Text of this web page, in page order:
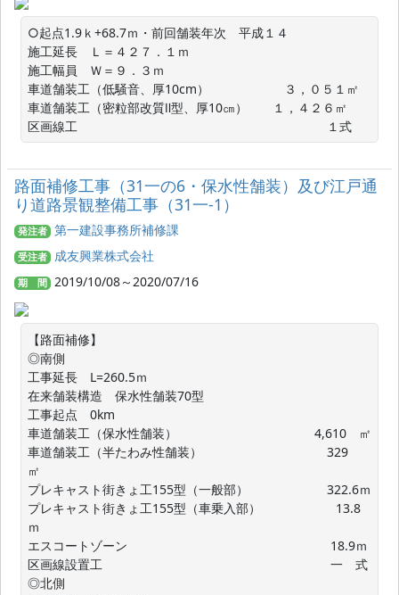
○起点1.9ｋ+68.7ｍ・前回舗装年次　平成１４
施工延長　Ｌ＝４２７．１ｍ
施工幅員　Ｗ＝９．３ｍ
車道舗装工（低騒音、厚10cm）　　　　　　３，０５１㎡
車道舗装工（密粒部改質Ⅱ型、厚10㎝）　　１，４２６㎡
区画線工　　　　　　　　　　　　　　　　　　　　１式
路面補修工事（31一の6・保水性舗装）及び江戸通
り道路景観整備工事（31一-1）
発注者 第一建設事務所補修課
受注者 成友興業株式会社
期 間 2019/10/08～2020/07/16
【路面補修】
◎南側
工事延長　L=260.5ｍ
在来舗装構造　保水性舗装70型
工事起点　0km
車道舗装工（保水性舗装）　　　　　　　　　　　4,610　㎡
車道舗装工（半たわみ性舗装）　　　　　　　　　　329
㎡
プレキャスト街きょ工155型（一般部）　　　　　　 322.6ｍ
プレキャスト街きょ工155型（車乗入部）　　　　　　13.8
ｍ
エスコートゾーン　　　　　　　　　　　　　　　　 18.9ｍ
区画線設置工　　　　　　　　　　　　　　　　　　 一　式
◎北側